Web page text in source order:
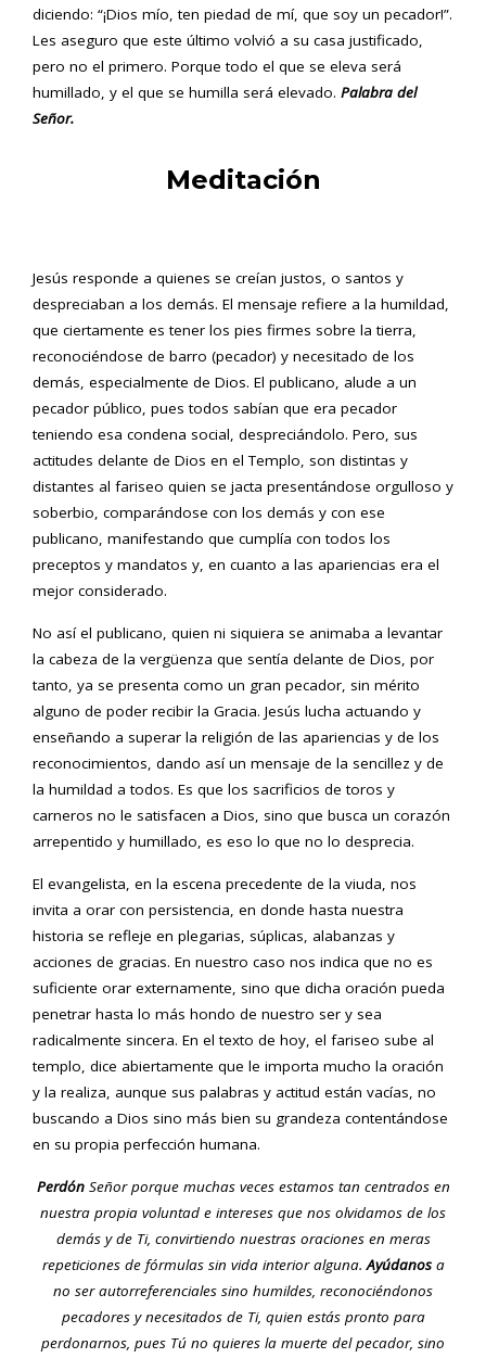
diciendo: “¡Dios mío, ten piedad de mí, que soy un pecador!”.
Les aseguro que este último volvió a su casa justificado,
pero no el primero. Porque todo el que se eleva será
humillado, y el que se humilla será elevado. Palabra del
Señor.
Meditación
Jesús responde a quienes se creían justos, o santos y
despreciaban a los demás. El mensaje refiere a la humildad,
que ciertamente es tener los pies firmes sobre la tierra,
reconociéndose de barro (pecador) y necesitado de los
demás, especialmente de Dios. El publicano, alude a un
pecador público, pues todos sabían que era pecador
teniendo esa condena social, despreciándolo. Pero, sus
actitudes delante de Dios en el Templo, son distintas y
distantes al fariseo quien se jacta presentándose orgulloso y
soberbio, comparándose con los demás y con ese
publicano, manifestando que cumplía con todos los
preceptos y mandatos y, en cuanto a las apariencias era el
mejor considerado.
No así el publicano, quien ni siquiera se animaba a levantar
la cabeza de la vergüenza que sentía delante de Dios, por
tanto, ya se presenta como un gran pecador, sin mérito
alguno de poder recibir la Gracia. Jesús lucha actuando y
enseñando a superar la religión de las apariencias y de los
reconocimientos, dando así un mensaje de la sencillez y de
la humildad a todos. Es que los sacrificios de toros y
carneros no le satisfacen a Dios, sino que busca un corazón
arrepentido y humillado, es eso lo que no lo desprecia.
El evangelista, en la escena precedente de la viuda, nos
invita a orar con persistencia, en donde hasta nuestra
historia se refleje en plegarias, súplicas, alabanzas y
acciones de gracias. En nuestro caso nos indica que no es
suficiente orar externamente, sino que dicha oración pueda
penetrar hasta lo más hondo de nuestro ser y sea
radicalmente sincera. En el texto de hoy, el fariseo sube al
templo, dice abiertamente que le importa mucho la oración
y la realiza, aunque sus palabras y actitud están vacías, no
buscando a Dios sino más bien su grandeza contentándose
en su propia perfección humana.
PerdónSeñor porque muchas veces estamos tan centrados en
nuestra propia voluntad e intereses que nos olvidamos de los
demás y de Ti, convirtiendo nuestras oraciones en meras
repeticiones de fórmulas sin vida interior alguna.Ayúdanosa
no ser autorreferenciales sino humildes, reconociéndonos
pecadores y necesitados de Ti, quien estás pronto para
perdonarnos, pues Tú no quieres la muerte del pecador, sino